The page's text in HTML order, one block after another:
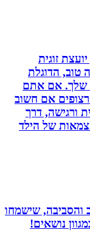
זוגית
הדוגלת
אם אתם
אם חשוב
דרך
של הילד
שישמחו
נושאים!